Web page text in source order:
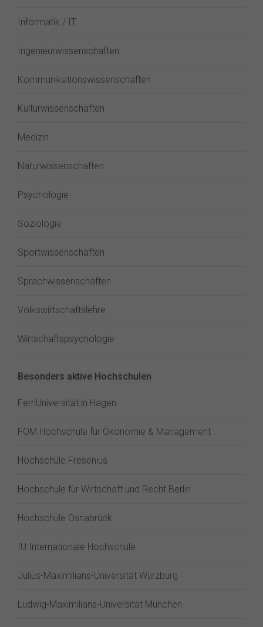
Informatik / IT
Ingenieurwissenschaften
Kommunikationswissenschaften
Kulturwissenschaften
Medizin
Naturwissenschaften
Psychologie
Soziologie
Sportwissenschaften
Sprachwissenschaften
Volkswirtschaftslehre
Wirtschaftspsychologie
Besonders aktive Hochschulen
FernUniversität in Hagen
FOM Hochschule für Ökonomie & Management
Hochschule Fresenius
Hochschule für Wirtschaft und Recht Berlin
Hochschule Osnabrück
IU Internationale Hochschule
Julius-Maximilians-Universität Würzburg
Ludwig-Maximilians-Universität München